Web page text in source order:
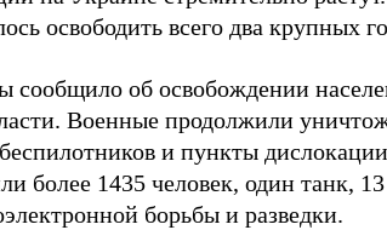
освободить всего два крупных
сообщило об освобождении
Военные продолжили
и пункты
более 1435 человек, один танк,
борьбы и разведки.